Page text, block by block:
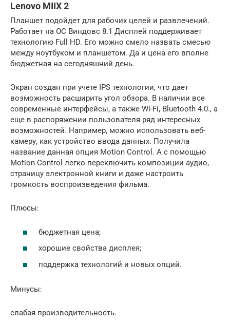
Lenovo MIIX 2
Планшет подойдет для рабочих целей и развлечений.
Работает на ОС Виндовс 8.1 Дисплей поддерживает
технологию Full HD. Его можно смело назвать смесью
между ноутбуком и планшетом. Да и цена его вполне
бюджетная на сегодняшний день.
Экран создан при учете IPS технологии, что дает
возможность расширить угол обзора. В наличии все
современные интерфейсы, а также Wi-Fi, Bluetooth 4.0., а
еще в распоряжении пользователя ряд интересных
возможностей. Например, можно использовать веб-
камеру, как устройство ввода данных. Получила
название данная опция Motion Control. А с помощью
Motion Control легко переключить композиции аудио,
страницу электронной книги и даже настроить
громкость воспроизведения фильма.
Плюсы:
бюджетная цена;
хорошие свойства дисплея;
поддержка технологий и новых опций.
Минусы:
слабая производительность.